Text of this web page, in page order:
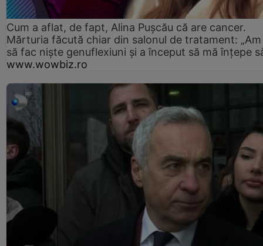
Cum a aflat, de fapt, Alina Pușcău că are cancer.
Mărturia făcută chiar din salonul de tratament:
să fac niște genuflexiuni și a început să mă înțepe
www.wowbiz.ro